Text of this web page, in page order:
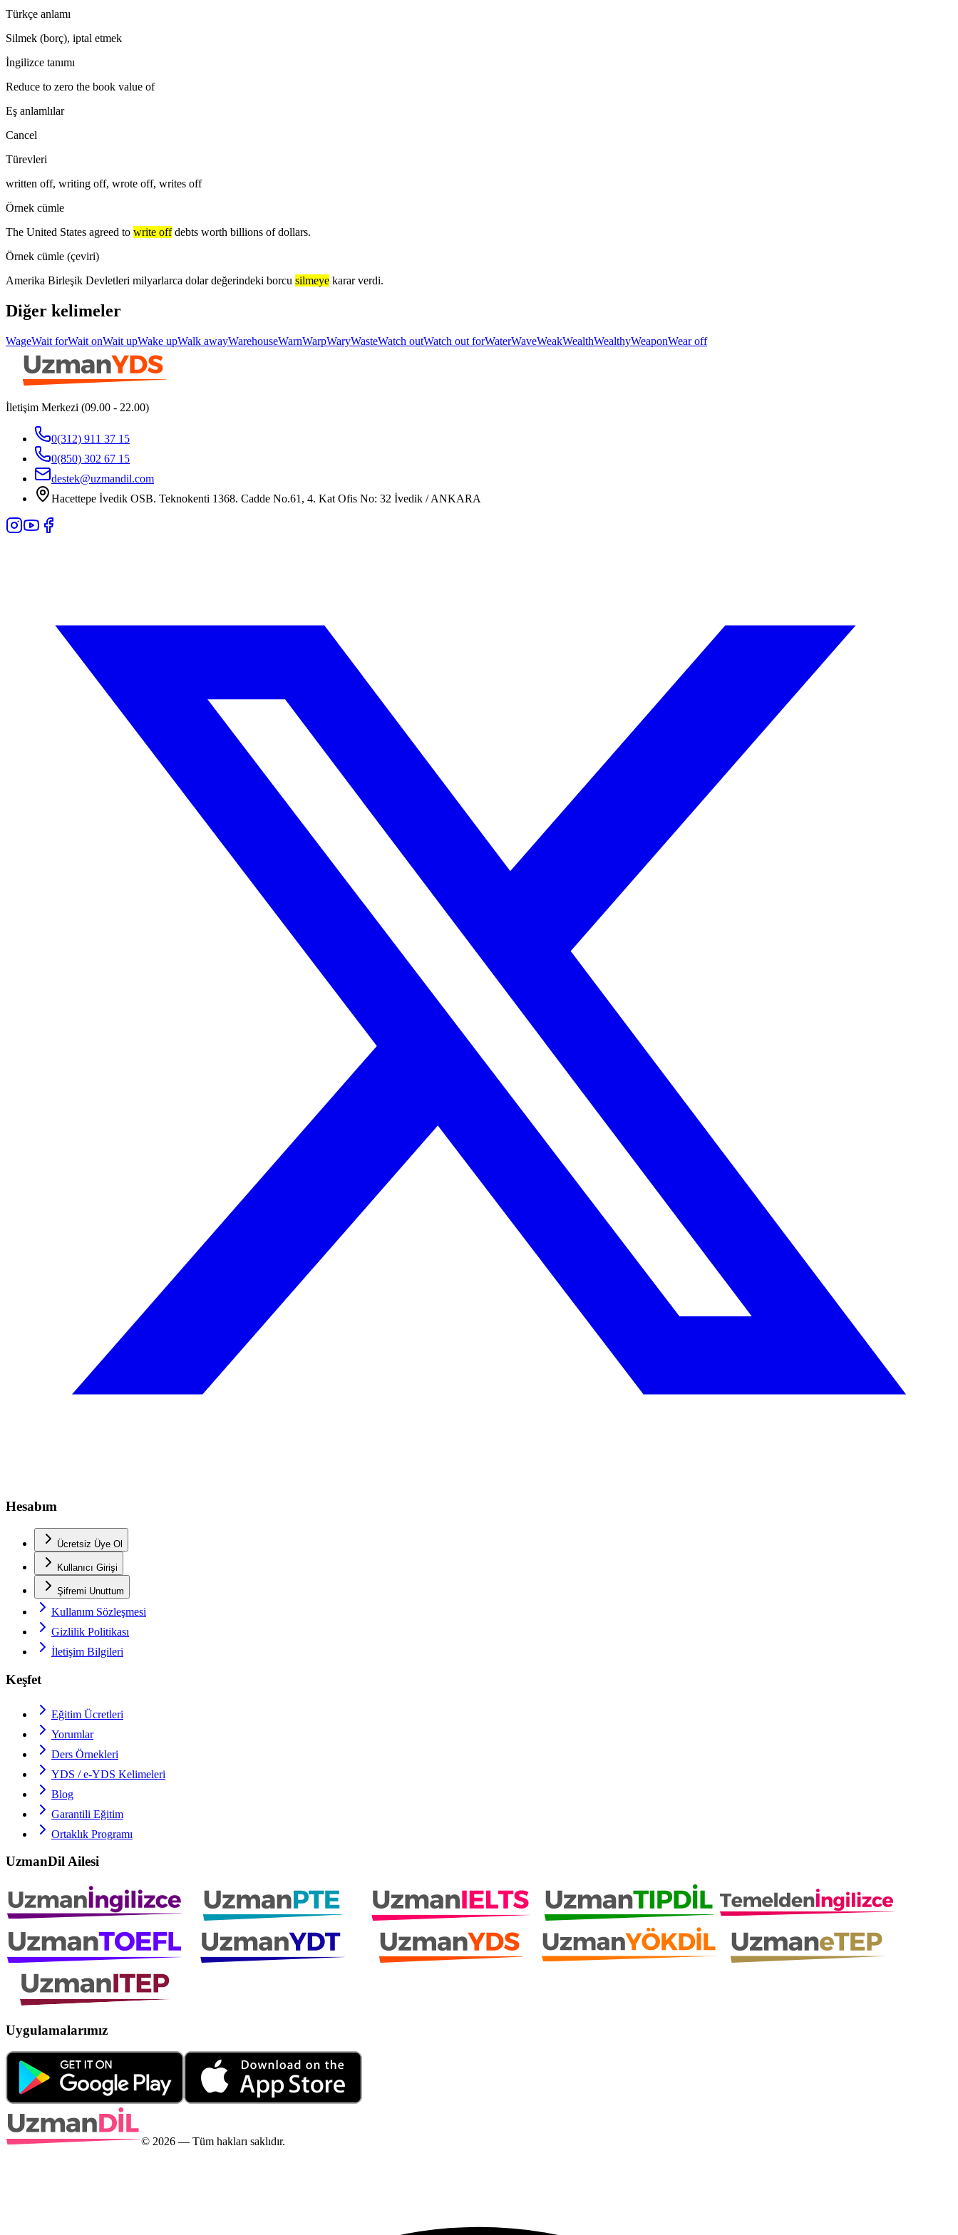
Türkçe anlamı
Silmek (borç), iptal etmek
İngilizce tanımı
Reduce to zero the book value of
Eş anlamlılar
Cancel
Türevleri
written off, writing off, wrote off, writes off
Örnek cümle
The United States agreed to write off debts worth billions of dollars.
Örnek cümle (çeviri)
Amerika Birleşik Devletleri milyarlarca dolar değerindeki borcu silmeye karar verdi.
Diğer kelimeler
WageWait forWait onWait upWake upWalk awayWarehouseWarnWarpWaryWasteWatch outWatch out forWaterWaveWeakWealthWealthyWeaponWear off
İletişim Merkezi (09.00 - 22.00)
0(312) 911 37 15
0(850) 302 67 15
destek@uzmandil.com
Hacettepe İvedik OSB. Teknokenti 1368. Cadde No.61, 4. Kat Ofis No: 32 İvedik / ANKARA
Hesabım
Ücretsiz Üye Ol
Kullanıcı Girişi
Şifremi Unuttum
Kullanım Sözleşmesi
Gizlilik Politikası
İletişim Bilgileri
Keşfet
Eğitim Ücretleri
Yorumlar
Ders Örnekleri
YDS / e-YDS Kelimeleri
Blog
Garantili Eğitim
Ortaklık Programı
UzmanDil Ailesi
Uygulamalarımız
© 2026 — Tüm hakları saklıdır.